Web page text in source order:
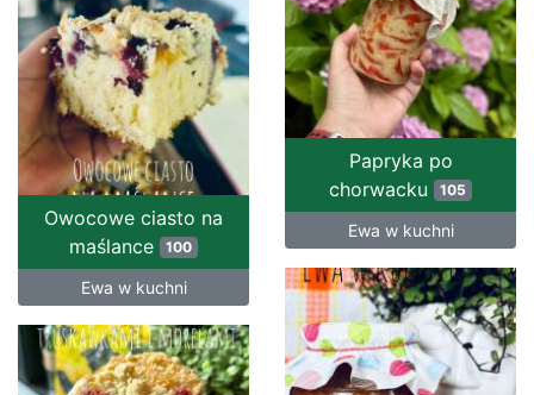
Papryka po
chorwacku 105
Ewa w kuchni
Owocowe ciasto na
maślance 100
Ewa w kuchni